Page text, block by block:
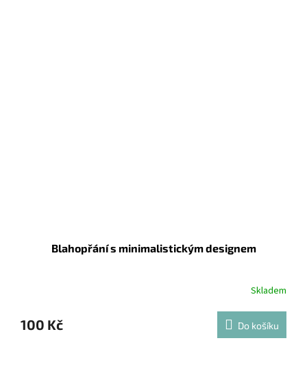
Blahopřání s minimalistickým designem
Skladem
100 Kč Do košíku